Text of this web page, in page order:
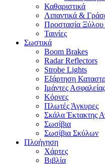
Καθαριστικά
Λιπαντικά &
Προστασία Ξύλου
Ταινίες
Σωστικά
Boom Brakes
Radar Reflectors
Strobe Lights
Εξάρτηση
Ιμάντες Ασφαλείας
Κόρνες
Πλωτές Άγκυρες
Σκάλα Έκτακτης
Σωσίβια
Σωσίβια Σκύλων
Πλοήγηση
Χάρτες
Βιβλία